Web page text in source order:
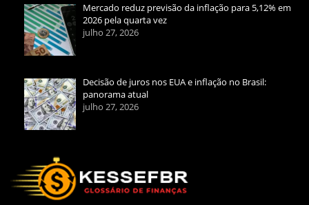
Mercado reduz previsão da inflação para 5,12% em
2026 pela quarta vez
julho 27, 2026
Decisão de juros nos EUA e inflação no Brasil:
panorama atual
julho 27, 2026